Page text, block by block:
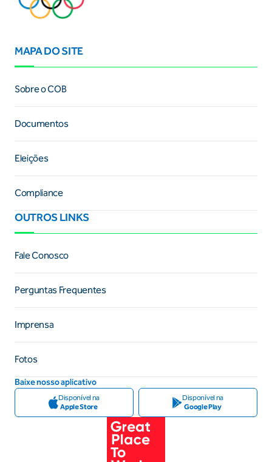
MAPA DO SITE
Sobre o COB
Documentos
Eleições
Compliance
OUTROS LINKS
Fale Conosco
Perguntas Frequentes
Imprensa
Fotos
Baixe nosso aplicativo
Disponível na
Apple Store
Disponível na
Google Play